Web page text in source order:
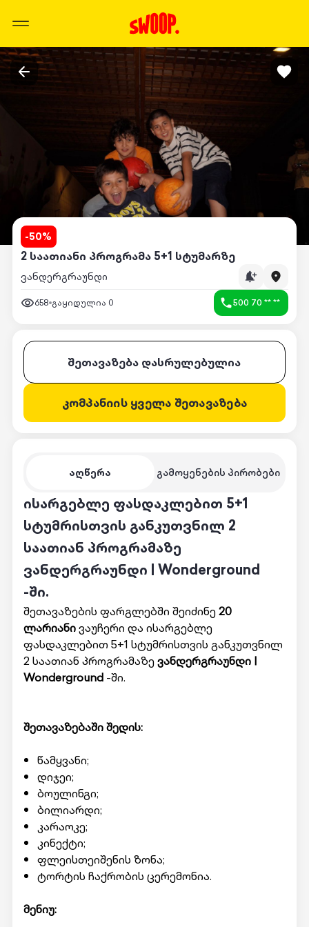
-50%
2 საათიანი პროგრამა 5+1 სტუმარზე
ვანდერგრაუნდი
658 გაყიდულია 0 500 70 ** **
აღწერა გამოყენების პირობები
ისარგებლე ფასდაკლებით 5+1
სტუმრისთვის განკუთვნილ 2
საათიან პროგრამაზე
ვანდერგრაუნდი | Wonderground
-ში.
შეთავაზების ფარგლებში შეიძინე20
ლარიანივაუჩერი და ისარგებლე
ფასდაკლებით 5+1 სტუმრისთვის განკუთვნილ
2 საათიან პროგრამაზევანდერგრაუნდი |
Wonderground-ში.
შეთავაზებაში შედის:
წამყვანი;
დიჯეი;
ბოულინგი;
ბილიარდი;
კარაოკე;
კინექტი;
ფლეისთეიშენის ზონა;
ტორტის ჩაქრობის ცერემონია.
მენიუ:
შეთავაზება დასრულებულია
კომპანიის ყველა შეთავაზება